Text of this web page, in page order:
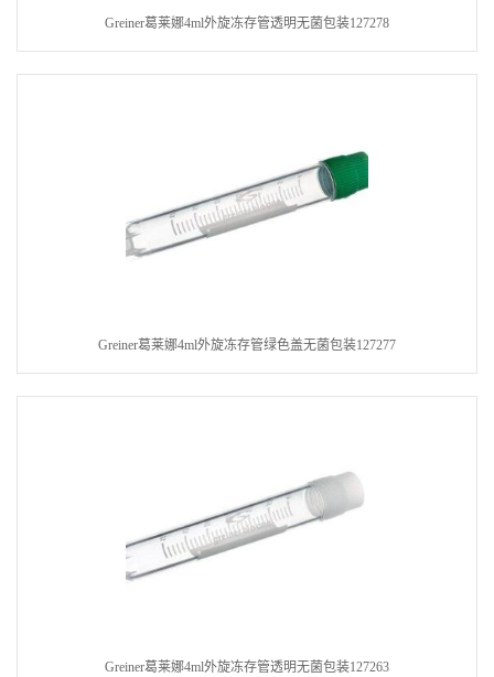
Greiner葛莱娜4ml外旋冻存管透明无菌包装127278
Greiner葛莱娜4ml外旋冻存管绿色盖无菌包装127277
Greiner葛莱娜4ml外旋冻存管透明无菌包装127263